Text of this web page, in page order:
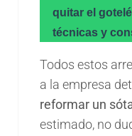
quitar el
técnicas y
Todos estos
a la empresa
reformar un
estimado, no